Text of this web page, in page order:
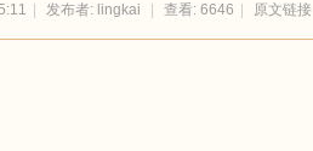
发布者: lingkai 查看: 6646 原文链接